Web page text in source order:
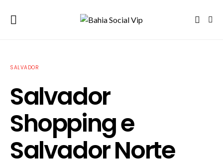
SALVADOR
Salvador
Shopping e
Salvador Norte